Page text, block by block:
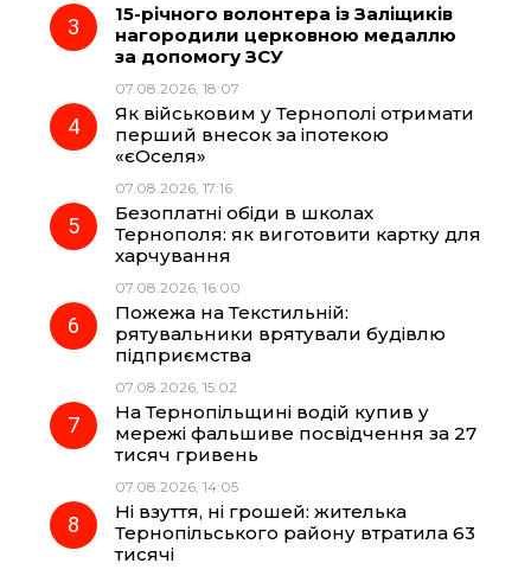
o a
m
p
15-річного волонтера із Заліщиків
нагородили церковною медаллю
за допомогу ЗСУ
07.08.2026, 18:07
Як військовим у Тернополі отримати
перший внесок за іпотекою
«єОселя»
07.08.2026, 17:16
Безоплатні обіди в школах
Тернополя: як виготовити картку для
харчування
07.08.2026, 16:00
Пожежа на Текстильній:
рятувальники врятували будівлю
підприємства
07.08.2026, 15:02
На Тернопільщині водій купив у
мережі фальшиве посвідчення за 27
тисяч гривень
07.08.2026, 14:05
Ні взуття, ні грошей: жителька
Тернопільського району втратила 63
тисячі